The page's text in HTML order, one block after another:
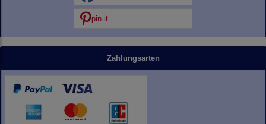
pin it
Zahlungsarten